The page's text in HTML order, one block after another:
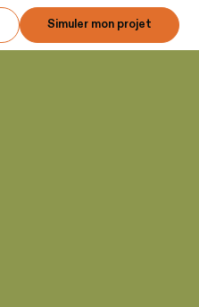
Simuler mon projet